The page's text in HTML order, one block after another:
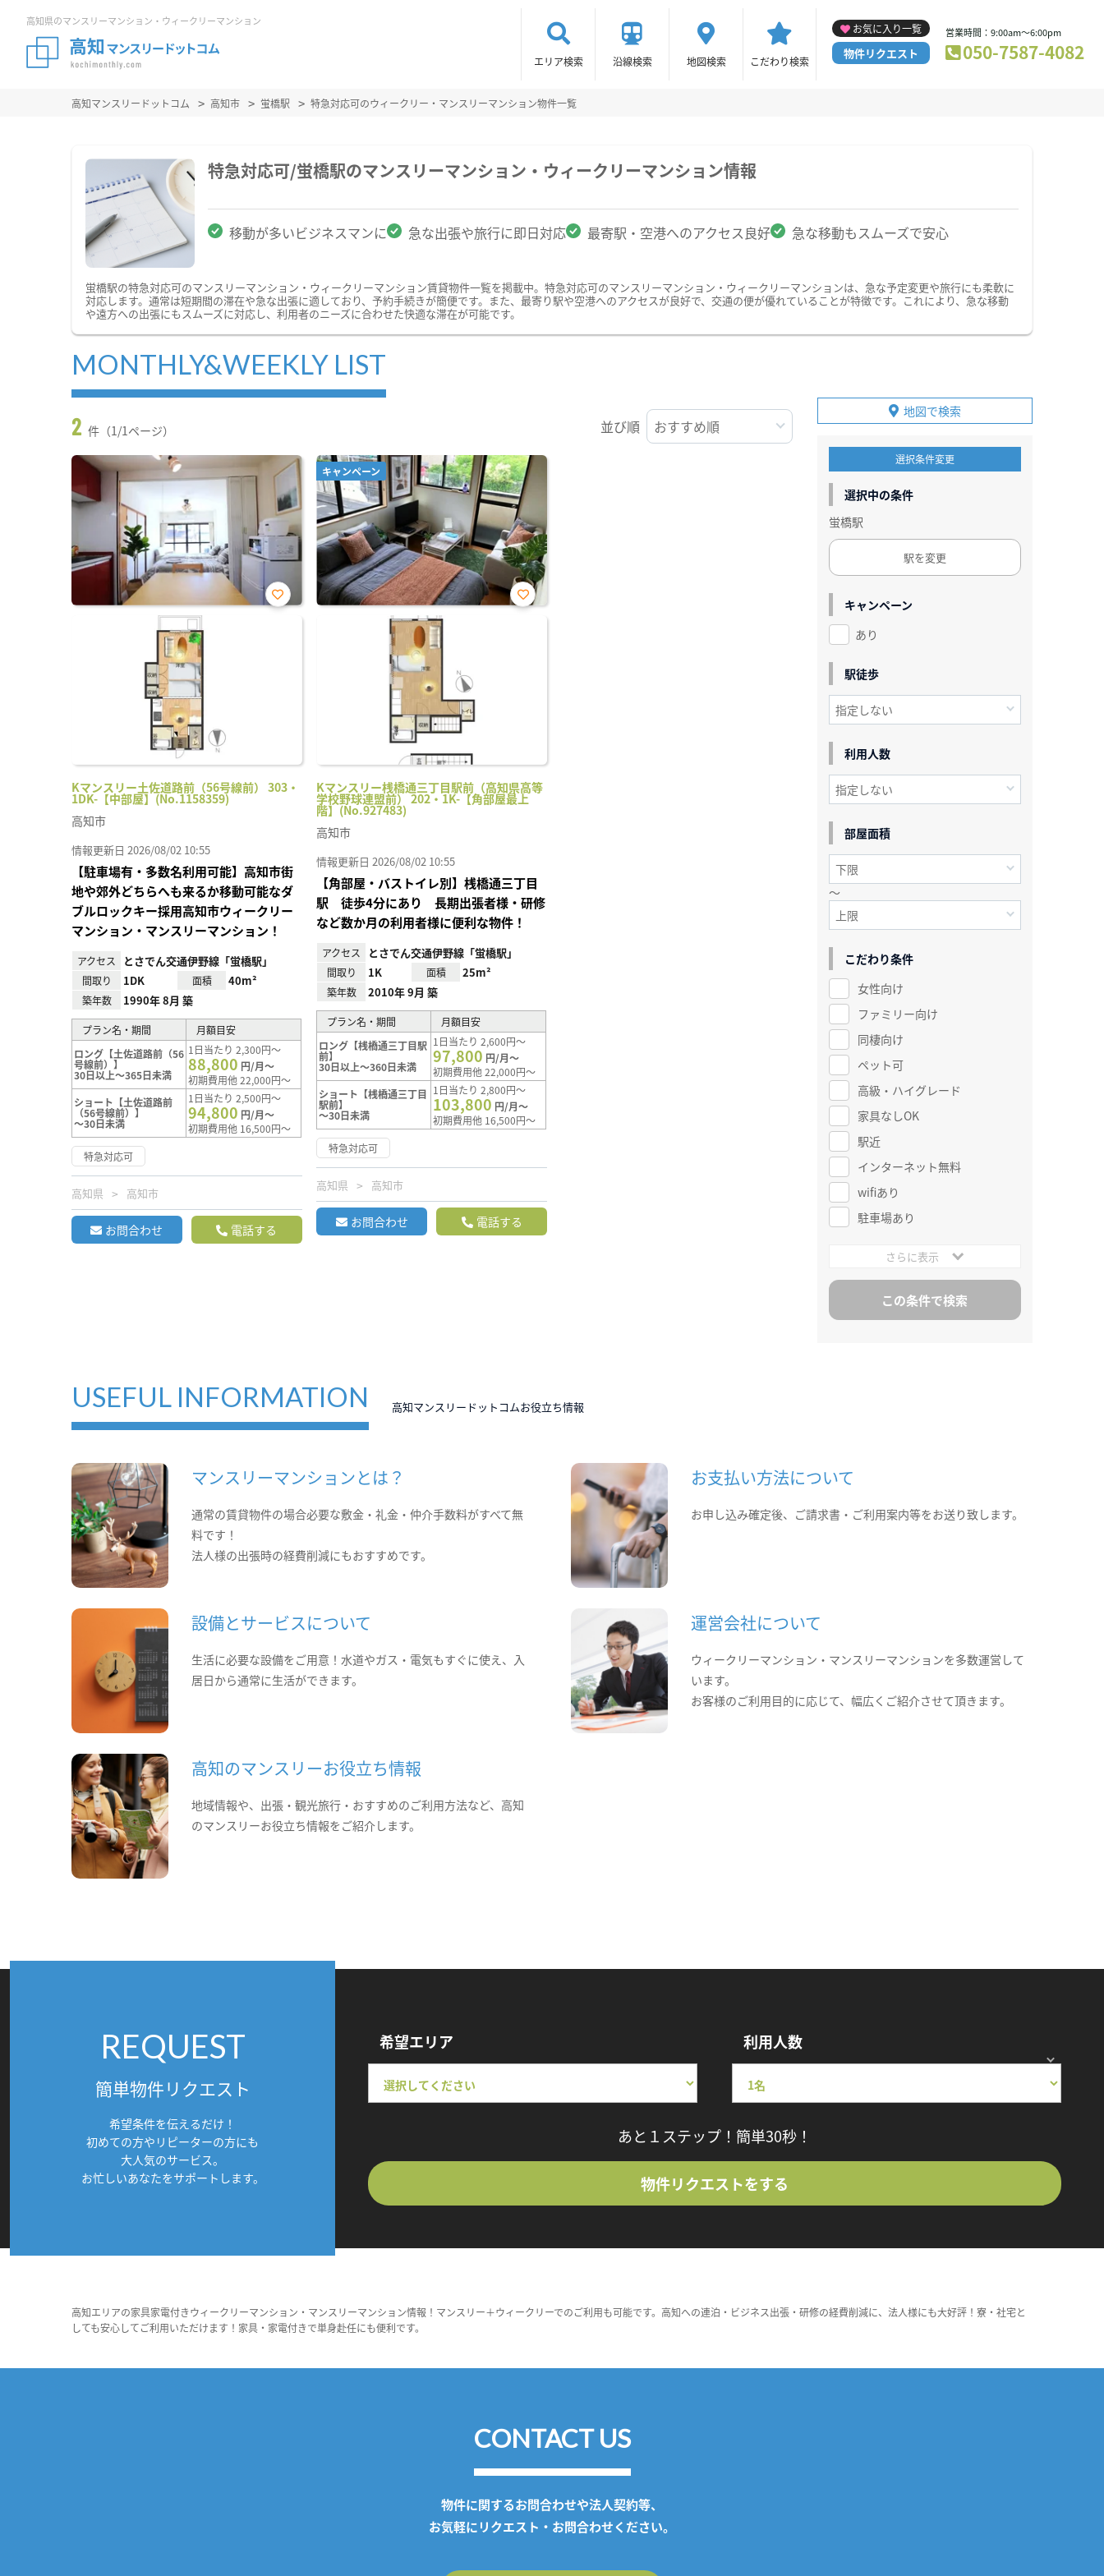
高知県のマンスリーマンション・ウィークリーマンション
エリア検索 沿線検索 地図検索 こだわり検索
お気に入り一覧
物件リクエスト
営業時間：9:00am～6:00pm
050-7587-4082
高知マンスリードットコム 高知市 蛍橋駅 特急対応可のウィークリー・マンスリーマンション物件一覧
特急対応可/蛍橋駅のマンスリーマンション・ウィークリーマンション情報
移動が多いビジネスマンに 急な出張や旅行に即日対応 最寄駅・空港へのアクセス良好 急な移動もスムーズで安心
蛍橋駅の特急対応可のマンスリーマンション・ウィークリーマンション賃貸物件一覧を掲載中。特急対応可のマンスリーマンション・ウィークリーマンションは、急な予定変更や旅行にも柔軟に
対応します。通常は短期間の滞在や急な出張に適しており、予約手続きが簡便です。また、最寄り駅や空港へのアクセスが良好で、交通の便が優れていることが特徴です。これにより、急な移動
や遠方への出張にもスムーズに対応し、利用者のニーズに合わせた快適な滞在が可能です。
MONTHLY&WEEKLY LIST
2 件（1/1ページ） 並び順
Kマンスリー土佐道路前（56号線前） 303・
1DK-【中部屋】(No.1158359)
お気
高知市
情報更新日 2026/08/02 10:55
【駐車場有・多数名利用可能】高知市街
地や郊外どちらへも来るか移動可能なダ
ブルロックキー採用高知市ウィークリー
マンション・マンスリーマンション！
アクセス とさでん交通伊野線「蛍橋駅」
間取り 1DK 面積 40m²
築年数 1990年 8月 築
プラン名・期間
月額目安
ロング【土佐道路前（56
号線前）】
30日以上～365日未満
1日当たり 2,300円～
88,800 円/月～
初期費用他 22,000円～
ショート【土佐道路前
（56号線前）】
～30日未満
1日当たり 2,500円～
94,800 円/月～
初期費用他 16,500円～
特急対応可
高知県 高知市
お問合わせ 電話する
キャンペーン
Kマンスリー桟橋通三丁目駅前（高知県高等
学校野球連盟前） 202・1K-【角部屋最上
階】(No.927483)
お気
高知市
情報更新日 2026/08/02 10:55
【角部屋・バストイレ別】桟橋通三丁目
駅 徒歩4分にあり 長期出張者様・研修
など数か月の利用者様に便利な物件！
アクセス とさでん交通伊野線「蛍橋駅」
間取り 1K 面積 25m²
築年数 2010年 9月 築
プラン名・期間
月額目安
ロング【桟橋通三丁目駅
前】
30日以上～360日未満
1日当たり 2,600円～
97,800 円/月～
初期費用他 22,000円～
ショート【桟橋通三丁目
駅前】
～30日未満
1日当たり 2,800円～
103,800 円/月～
初期費用他 16,500円～
特急対応可
高知県 高知市
お問合わせ 電話する
地図で検索
選択条件変更
選択中の条件
蛍橋駅
駅を変更
キャンペーン
あり
駅徒歩
利用人数
部屋面積
～
こだわり条件
女性向け
ファミリー向け
同棲向け
ペット可
高級・ハイグレード
家具なしOK
駅近
インターネット無料
wifiあり
駐車場あり
さらに表示
USEFUL INFORMATION 高知マンスリードットコムお役立ち情報
マンスリーマンションとは？
通常の賃貸物件の場合必要な敷金・礼金・仲介手数料がすべて無
料です！
法人様の出張時の経費削減にもおすすめです。
お支払い方法について
お申し込み確定後、ご請求書・ご利用案内等をお送り致します。
設備とサービスについて
生活に必要な設備をご用意！水道やガス・電気もすぐに使え、入
居日から通常に生活ができます。
運営会社について
ウィークリーマンション・マンスリーマンションを多数運営して
います。
お客様のご利用目的に応じて、幅広くご紹介させて頂きます。
高知のマンスリーお役立ち情報
地域情報や、出張・観光旅行・おすすめのご利用方法など、高知
のマンスリーお役立ち情報をご紹介します。
REQUEST
簡単物件リクエスト
希望条件を伝えるだけ！
初めての方やリピーターの方にも
大人気のサービス。
お忙しいあなたをサポートします。
希望エリア 利用人数
あと１ステップ！簡単30秒！
物件リクエストをする
高知エリアの家具家電付きウィークリーマンション・マンスリーマンション情報！マンスリー＋ウィークリーでのご利用も可能です。高知への連泊・ビジネス出張・研修の経費削減に、法人様にも大好評！寮・社宅と
しても安心してご利用いただけます！家具・家電付きで単身赴任にも便利です。
CONTACT US
物件に関するお問合わせや法人契約等、
お気軽にリクエスト・お問合わせください。